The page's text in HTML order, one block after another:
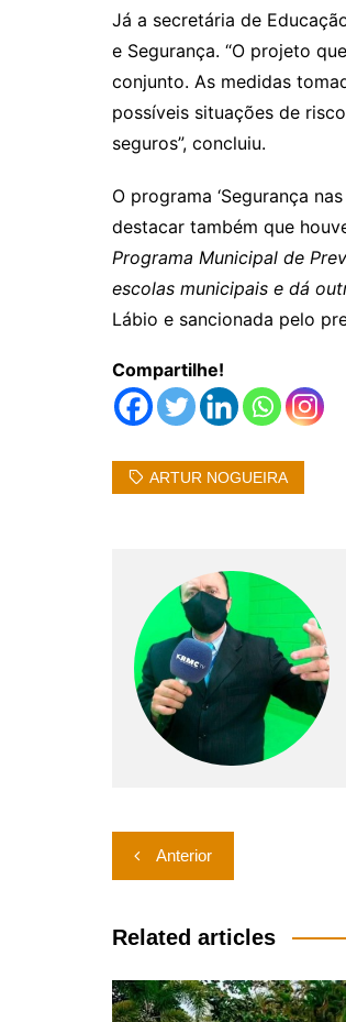
Já a secretária de
e Segurança. “O projeto
conjunto. As medidas
possíveis situações de
seguros”, concluiu.
O programa ‘Segurança
destacar também que
Programa Municipal de
escolas municipais e dá
Lábio e sancionada pelo
Compartilhe!
ARTUR NOGUEIRA
Navegação
de
Post
Anterior
Related articles